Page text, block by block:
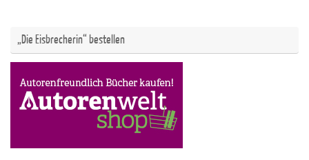
„Die Eisbrecherin“ bestellen